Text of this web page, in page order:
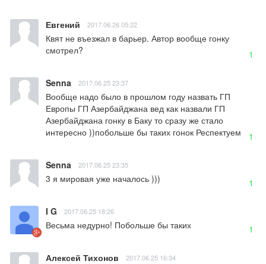
Евгений 2017.06.26 05:22
Квят не въезжал в барьер. Автор вообще гонку
смотрел?
1
Senna 2017.06.25 23:37
Вообще надо было в прошлом году назвать ГП
Европы ГП Азербайджана вед как назвали ГП
Азербайджана гонку в Баку то сразу же стало
интересно ))побольше бы таких гонок Респектуем
1
Senna 2017.06.25 23:35
3 я мировая уже началось ))) 1
I G 2017.06.25 18:26
Весьма недурно! Побольше бы таких 1
Алексей Тихонов 2017.06.25 16:34